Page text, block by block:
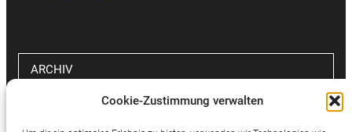
Cookie-Zustimmung verwalten
ARCHIV